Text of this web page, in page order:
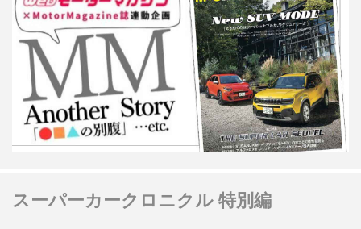
スーパーカークロニクル 特別編